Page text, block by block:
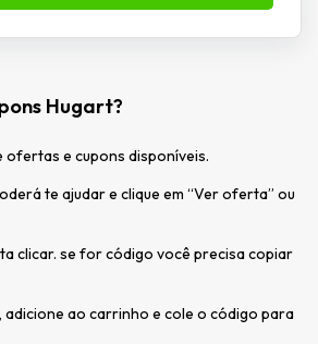
Hugart?
ofertas e cupons disponíveis.
te ajudar e clique em “Ver oferta” ou
clicar. se for código você precisa copiar
adicione ao carrinho e cole o código para